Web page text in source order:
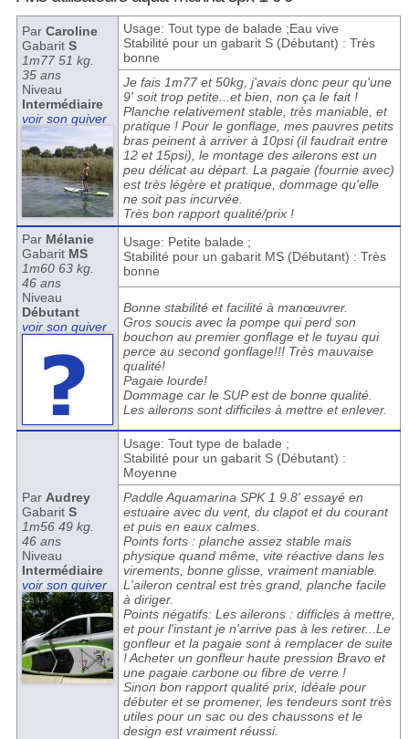
Par Caroline
Gabarit S
1m77 51 kg.
35 ans
Niveau
Intermédiaire
voir son quiver
Usage: Tout type de balade ;Eau vive
Stabilité pour un gabarit S (Débutant) : Très
bonne
Je fais 1m77 et 50kg, j'avais donc peur qu'une
9' soit trop petite...et bien, non ça le fait !
Planche relativement stable, très maniable, et
pratique ! Pour le gonflage, mes pauvres petits
bras peinent à arriver à 10psi (il faudrait entre
12 et 15psi), le montage des ailerons est un
peu délicat au départ. La pagaie (fournie avec)
est très légère et pratique, dommage qu'elle
ne soit pas incurvée.
Très bon rapport qualité/prix !
Par Mélanie
Gabarit MS
1m60 63 kg.
46 ans
Niveau
Débutant
voir son quiver
Usage: Petite balade ;
Stabilité pour un gabarit MS (Débutant) : Très
bonne
Bonne stabilité et facilité à manœuvrer.
Gros soucis avec la pompe qui perd son
bouchon au premier gonflage et le tuyau qui
perce au second gonflage!!! Très mauvaise
qualité!
Pagaie lourde!
Dommage car le SUP est de bonne qualité.
Les ailerons sont difficiles à mettre et enlever.
Par Audrey
Gabarit S
1m56 49 kg.
46 ans
Niveau
Intermédiaire
voir son quiver
Usage: Tout type de balade ;
Stabilité pour un gabarit S (Débutant) :
Moyenne
Paddle Aquamarina SPK 1 9.8' essayé en
estuaire avec du vent, du clapot et du courant
et puis en eaux calmes.
Points forts : planche assez stable mais
physique quand même, vite réactive dans les
virements, bonne glisse, vraiment maniable.
L'aileron central est très grand, planche facile
à diriger.
Points négatifs: Les ailerons : difficles à mettre,
et pour l'instant je n'arrive pas à les retirer...Le
gonfleur et la pagaie sont à remplacer de suite
! Acheter un gonfleur haute pression Bravo et
une pagaie carbone ou fibre de verre !
Sinon bon rapport qualité prix, idéale pour
débuter et se promener, les tendeurs sont très
utiles pour un sac ou des chaussons et le
design est vraiment réussi.